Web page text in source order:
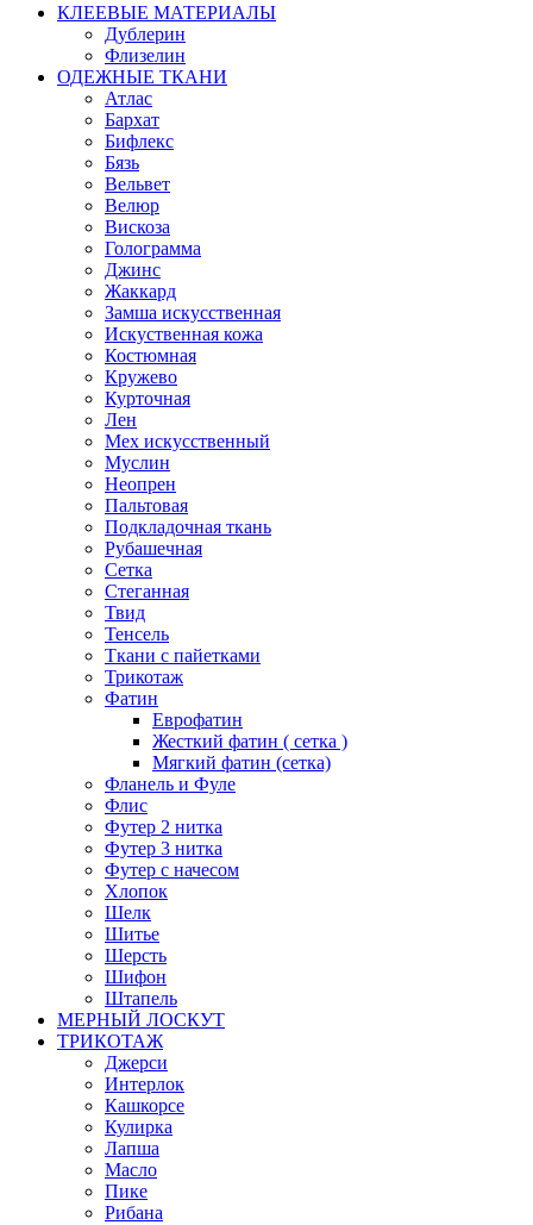
КЛЕЕВЫЕ МАТЕРИАЛЫ
Дублерин
Флизелин
ОДЕЖНЫЕ ТКАНИ
Атлас
Бархат
Бифлекс
Бязь
Вельвет
Велюр
Вискоза
Голограмма
Джинс
Жаккард
Замша искусственная
Искуственная кожа
Костюмная
Кружево
Курточная
Лен
Мех искусственный
Муслин
Неопрен
Пальтовая
Подкладочная ткань
Рубашечная
Сетка
Стеганная
Твид
Тенсель
Ткани с пайетками
Трикотаж
Фатин
Еврофатин
Жесткий фатин ( сетка )
Мягкий фатин (сетка)
Фланель и Фуле
Флис
Футер 2 нитка
Футер 3 нитка
Футер с начесом
Хлопок
Шелк
Шитье
Шерсть
Шифон
Штапель
МЕРНЫЙ ЛОСКУТ
ТРИКОТАЖ
Джерси
Интерлок
Кашкорсе
Кулирка
Лапша
Масло
Пике
Рибана